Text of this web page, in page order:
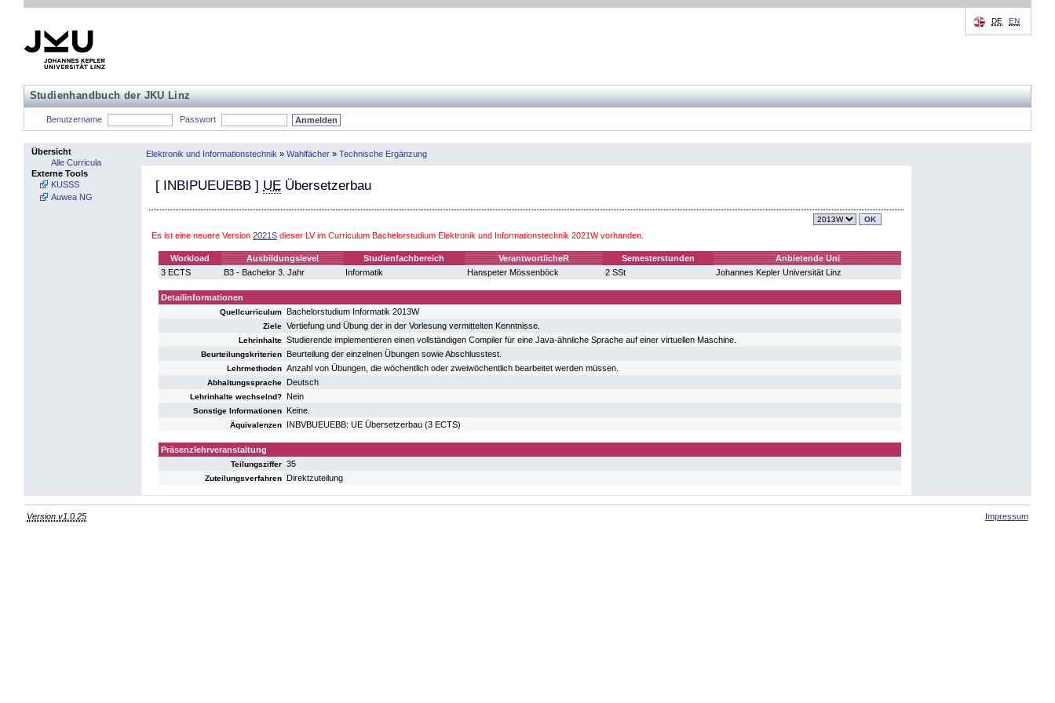
Studienhandbuch der JKU Linz
DE EN
Benutzername Passwort
Übersicht
Alle Curricula
Externe Tools
KUSSS
Auwea NG
Elektronik und Informationstechnik » Wahlfächer » Technische Ergänzung
[ INBIPUEUEBB ] UE Übersetzerbau
Es ist eine neuere Version 2021S dieser LV im Curriculum Bachelorstudium Elektronik und Informationstechnik 2021W vorhanden.
Workload Ausbildungslevel Studienfachbereich VerantwortlicheR Semesterstunden
Anbietende Uni
3 ECTS
B3 - Bachelor 3. Jahr Informatik Hanspeter Mössenböck 2 SSt Johannes Kepler Universität Linz
Detailinformationen
Quellcurriculum Bachelorstudium Informatik 2013W
Ziele Vertiefung und Übung der in der Vorlesung vermittelten Kenntnisse.
Lehrinhalte Studierende implementieren einen vollständigen Compiler für eine Java-ähnliche Sprache auf einer virtuellen Maschine.
Beurteilungskriterien Beurteilung der einzelnen Übungen sowie Abschlusstest.
Lehrmethoden Anzahl von Übungen, die wöchentlich oder zweiwöchentlich bearbeitet werden müssen.
Abhaltungssprache Deutsch
Lehrinhalte wechselnd? Nein
Sonstige Informationen Keine.
Äquivalenzen INBVBUEUEBB: UE Übersetzerbau (3 ECTS)
Präsenzlehrveranstaltung
Teilungsziffer 35
Zuteilungsverfahren Direktzuteilung
Version v1.0.25 Impressum